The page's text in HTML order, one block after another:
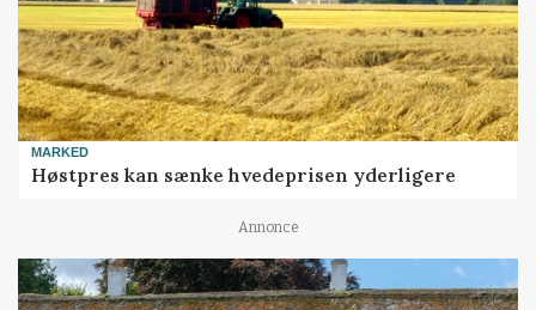
MARKED
Høstpres kan sænke hvedeprisen yderligere
Annonce